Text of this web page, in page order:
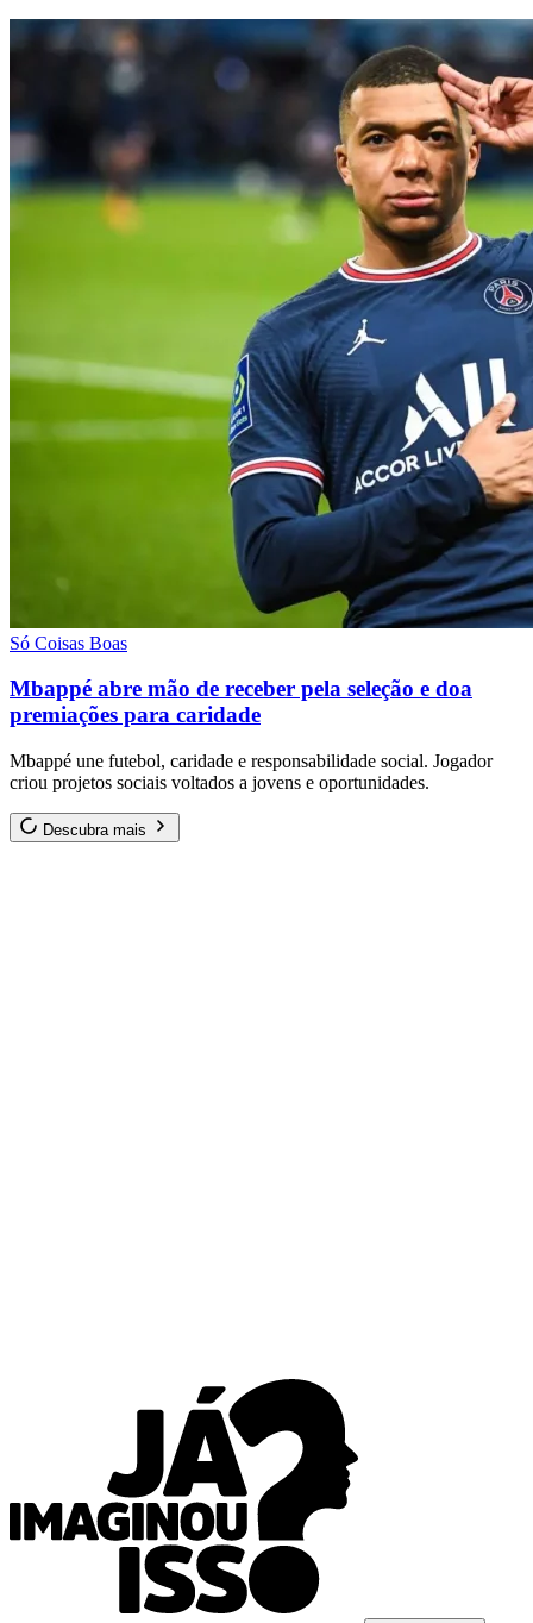
Só Coisas Boas
Mbappé abre mão de receber pela seleção e doa
premiações para caridade
Mbappé une futebol, caridade e responsabilidade social. Jogador
criou projetos sociais voltados a jovens e oportunidades.
Descubra mais